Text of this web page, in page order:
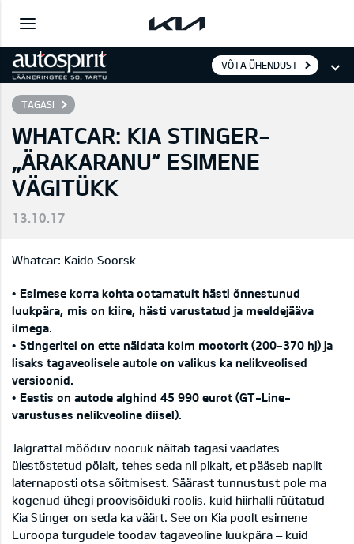
VÕTA ÜHENDUST
TAGASI
WHATCAR: KIA STINGER-
„ÄRAKARANU“ ESIMENE
VÄGITÜKK
13.10.17
Whatcar: Kaido Soorsk
• Esimese korra kohta ootamatult hästi õnnestunud
luukpära, mis on kiire, hästi varustatud ja meeldejääva
ilmega.
• Stingeritel on ette näidata kolm mootorit (200-370 hj) ja
lisaks tagaveolisele autole on valikus ka nelikveolised
versioonid.
• Eestis on autode alghind 45 990 eurot (GT-Line-
varustuses nelikveoline diisel).
Jalgrattal mööduv nooruk näitab tagasi vaadates
ülestõstetud pöialt, tehes seda nii pikalt, et pääseb napilt
laternaposti otsa sõitmisest. Säärast tunnustust pole ma
kogenud ühegi proovisõiduki roolis, kuid hiirhalli rüütatud
Kia Stinger on seda ka väärt. See on Kia poolt esimene
Euroopa turgudele toodav tagaveoline luukpära – kuid